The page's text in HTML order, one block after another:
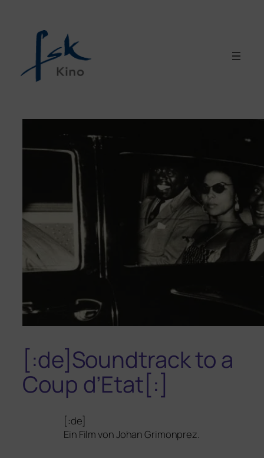
[:de]Soundtrack to a
Coup d’Etat[:]
[:de]
Ein Film von Johan Grimonprez.